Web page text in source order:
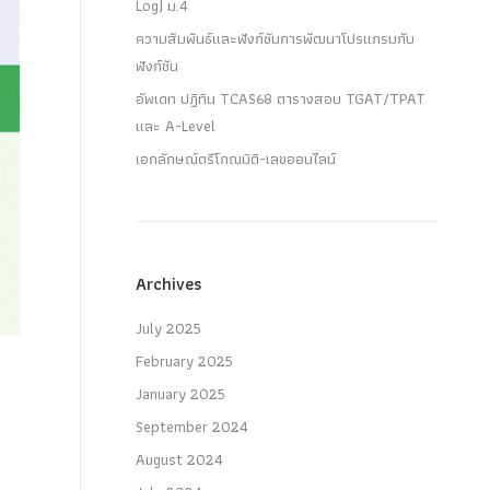
Log) ม.4
ความสัมพันธ์และฟังก์ชันการพัฒนาโปรแกรมกับ
ฟังก์ชัน
อัพเดท ปฏิทิน TCAS68 ตารางสอบ TGAT/TPAT
และ A-Level
เอกลักษณ์ตรีโกณมิติ-เลขออนไลน์
Archives
July 2025
February 2025
January 2025
September 2024
August 2024